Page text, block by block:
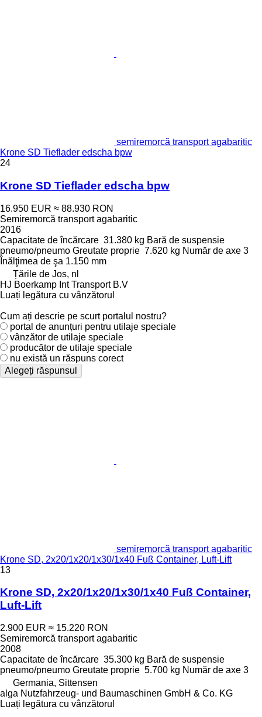
semiremorcă transport agabaritic
Krone SD Tieflader edscha bpw
24
Krone SD Tieflader edscha bpw
16.950 EUR ≈ 88.930 RON
Semiremorcă transport agabaritic
2016
Capacitate de încărcare 31.380 kg Bară de suspensie
pneumo/pneumo Greutate proprie 7.620 kg Număr de axe 3
Înălţimea de şa 1.150 mm
Țările de Jos, nl
HJ Boerkamp Int Transport B.V
Luați legătura cu vânzătorul
Cum ați descrie pe scurt portalul nostru?
portal de anunțuri pentru utilaje speciale
vânzător de utilaje speciale
producător de utilaje speciale
nu există un răspuns corect
Alegeți răspunsul
semiremorcă transport agabaritic
Krone SD, 2x20/1x20/1x30/1x40 Fuß Container, Luft-Lift
13
Krone SD, 2x20/1x20/1x30/1x40 Fuß Container,
Luft-Lift
2.900 EUR ≈ 15.220 RON
Semiremorcă transport agabaritic
2008
Capacitate de încărcare 35.300 kg Bară de suspensie
pneumo/pneumo Greutate proprie 5.700 kg Număr de axe 3
Germania, Sittensen
alga Nutzfahrzeug- und Baumaschinen GmbH & Co. KG
Luați legătura cu vânzătorul